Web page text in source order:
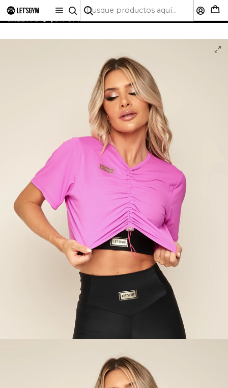
🚚 ENVÍO GRATIS A TODO CHILE SOBRE $50.000 | HASTA
6 CUOTAS SIN INTERÉS CON CUALQUIER TARJETA DE
CRÉDITO 💳 | 5% OFF PRIMERA COMPRA